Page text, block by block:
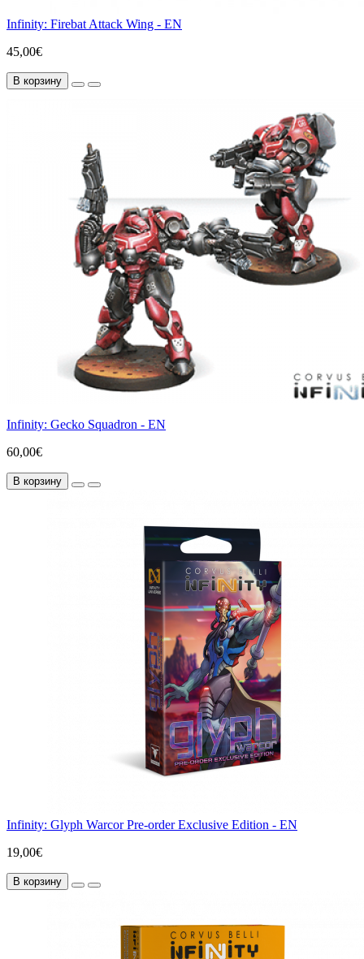
Infinity: Firebat Attack Wing - EN
45,00€
В корзину
Infinity: Gecko Squadron - EN
60,00€
В корзину
Infinity: Glyph Warcor Pre-order Exclusive Edition - EN
19,00€
В корзину